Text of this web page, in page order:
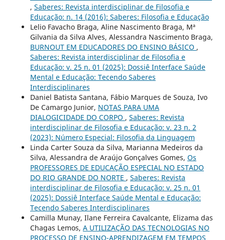
, Saberes: Revista interdisciplinar de Filosofia e
Educação: n. 14 (2016): Saberes: Filosofia e Educação
Lelio Favacho Braga, Aline Nascimento Braga, Mª
Gilvania da Silva Alves, Alessandra Nascimento Braga,
BURNOUT EM EDUCADORES DO ENSINO BÁSICO ,
Saberes: Revista interdisciplinar de Filosofia e
Educação: v. 25 n. 01 (2025): Dossiê Interface Saúde
Mental e Educação: Tecendo Saberes
Interdisciplinares
Daniel Batista Santana, Fábio Marques de Souza, Ivo
De Camargo Junior, NOTAS PARA UMA
DIALOGICIDADE DO CORPO , Saberes: Revista
interdisciplinar de Filosofia e Educação: v. 23 n. 2
(2023): Número Especial: Filosofia da Linguagem
Linda Carter Souza da Silva, Marianna Medeiros da
Silva, Alessandra de Araújo Gonçalves Gomes, Os
PROFESSORES DE EDUCAÇÃO ESPECIAL NO ESTADO
DO RIO GRANDE DO NORTE , Saberes: Revista
interdisciplinar de Filosofia e Educação: v. 25 n. 01
(2025): Dossiê Interface Saúde Mental e Educação:
Tecendo Saberes Interdisciplinares
Camilla Munay, Ilane Ferreira Cavalcante, Elizama das
Chagas Lemos, A UTILIZAÇÃO DAS TECNOLOGIAS NO
PROCESSO DE ENSINO-APRENDIZAGEM EM TEMPOS